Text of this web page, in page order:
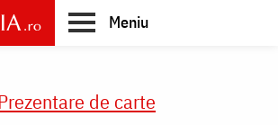
Meniu
de carte